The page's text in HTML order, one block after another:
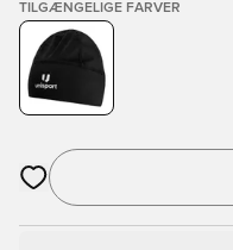
TILGÆNGELIGE FARVER
Åbner en Modal til at